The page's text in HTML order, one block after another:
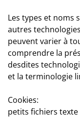
Les types et noms
autres
peuvent varier à
comprendre la
desdites
et la terminologie
Cookies:
petits fichiers